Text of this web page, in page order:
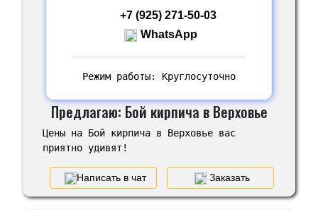
+7 (925) 271-50-03
WhatsApp
Режим работы: Круглосуточно
Предлагаю: Бой кирпича в Верховье
Цены на Бой кирпича в Верховье вас
приятно удивят!
Написать в чат Заказать